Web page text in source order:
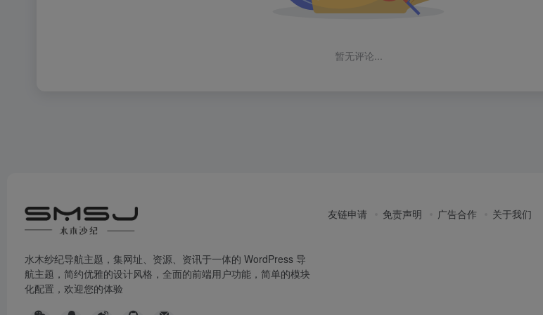
暂无评论...
水木纱纪导航主题，集网址、资源、资讯于一体的 WordPress 导
航主题，简约优雅的设计风格，全面的前端用户功能，简单的模块
化配置，欢迎您的体验
友链申请 免责声明 广告合作 关于我们